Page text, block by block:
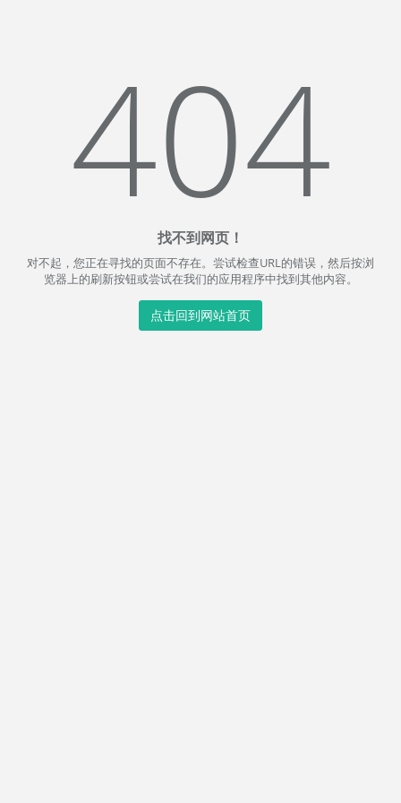
404
找不到网页！
对不起，您正在寻找的页面不存在。尝试检查URL的错误，然后按浏
览器上的刷新按钮或尝试在我们的应用程序中找到其他内容。
点击回到网站首页